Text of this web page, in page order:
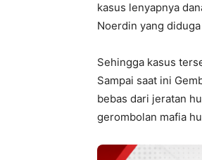
kasus lenyapnya
Noerdin yang
Sehingga kasus
Sampai saat ini
bebas dari jeratan
gerombolan mafia